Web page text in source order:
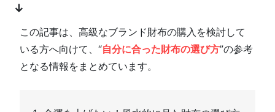
↓
この記事は、高級なブランド財布の購入を検討して
いる方へ向けて、“自分に合った財布の選び方”の参考
となる情報をまとめています。